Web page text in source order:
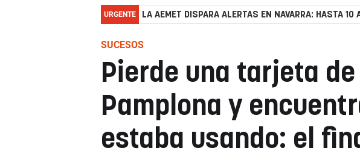
URGENTE LA AEMET DISPARA ALERTAS EN NAVARRA: HASTA
SUCESOS
Pierde una tarjeta
Pamplona y
estaba usando: el